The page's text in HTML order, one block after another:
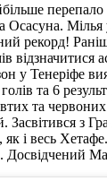
Осасуна. Мілья
рекорд!
відзначитися
у Тенеріфе
та 6
та червоних
Засвітився з
і весь
Досвідчений